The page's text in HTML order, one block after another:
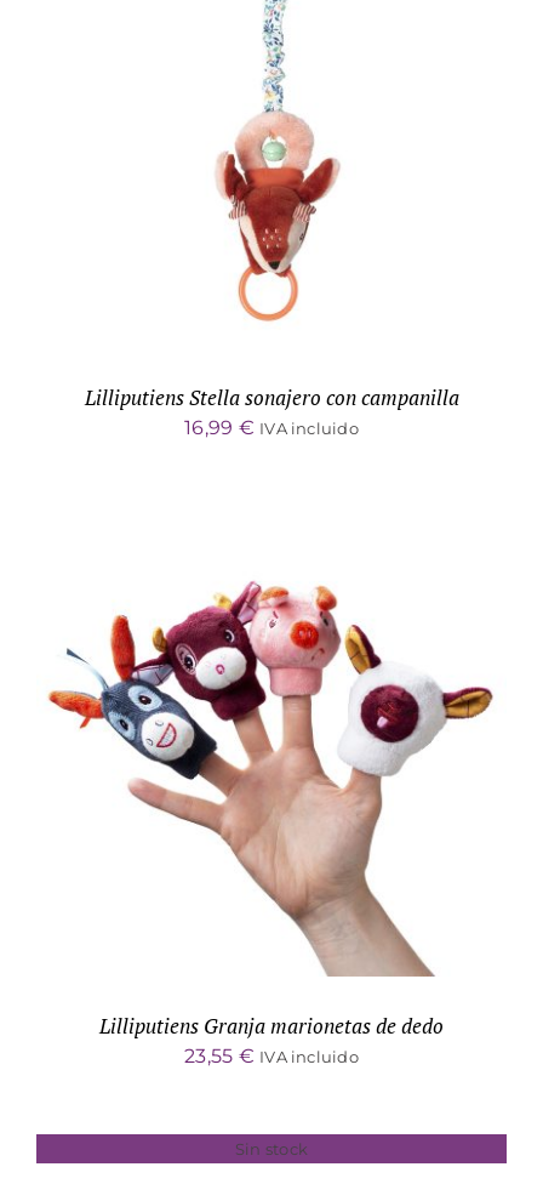
ADD TO CART /
Lilliputiens Stella sonajero con campanilla
16,99 € IVA incluido
ADD TO CART DETALLES
Lilliputiens Granja marionetas de dedo
23,55 € IVA incluido
Sin stock